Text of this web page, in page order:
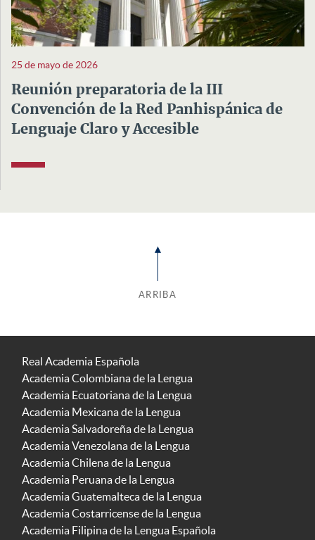
25 de mayo de 2026
Reunión preparatoria de la III
Convención de la Red Panhispánica de
Lenguaje Claro y Accesible
ARRIBA
Real Academia Española
Academia Colombiana de la Lengua
Academia Ecuatoriana de la Lengua
Academia Mexicana de la Lengua
Academia Salvadoreña de la Lengua
Academia Venezolana de la Lengua
Academia Chilena de la Lengua
Academia Peruana de la Lengua
Academia Guatemalteca de la Lengua
Academia Costarricense de la Lengua
Academia Filipina de la Lengua Española